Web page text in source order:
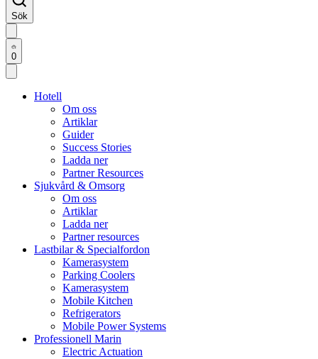
Sök
0
Hotell
Om oss
Artiklar
Guider
Success Stories
Ladda ner
Partner Resources
Sjukvård & Omsorg
Om oss
Artiklar
Ladda ner
Partner resources
Lastbilar & Specialfordon
Kamerasystem
Parking Coolers
Kamerasystem
Mobile Kitchen
Refrigerators
Mobile Power Systems
Professionell Marin
Electric Actuation